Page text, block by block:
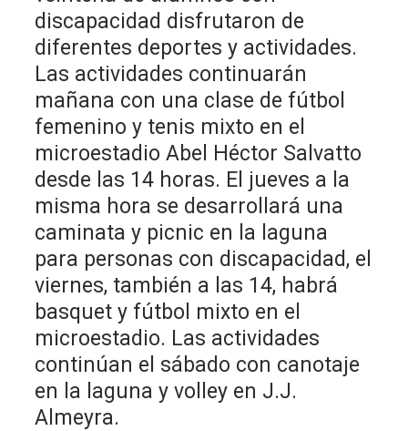
discapacidad disfrutaron de
diferentes deportes y actividades.
Las actividades continuarán
mañana con una clase de fútbol
femenino y tenis mixto en el
microestadio Abel Héctor Salvatto
desde las 14 horas. El jueves a la
misma hora se desarrollará una
caminata y picnic en la laguna
para personas con discapacidad, el
viernes, también a las 14, habrá
basquet y fútbol mixto en el
microestadio. Las actividades
continúan el sábado con canotaje
en la laguna y volley en J.J.
Almeyra.